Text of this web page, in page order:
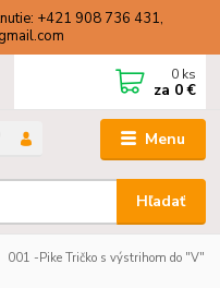
+421 908 736 431,
Menu
Hľadať
0 ks
za 0 €
001 -Pike Tričko s výstrihom do "V"